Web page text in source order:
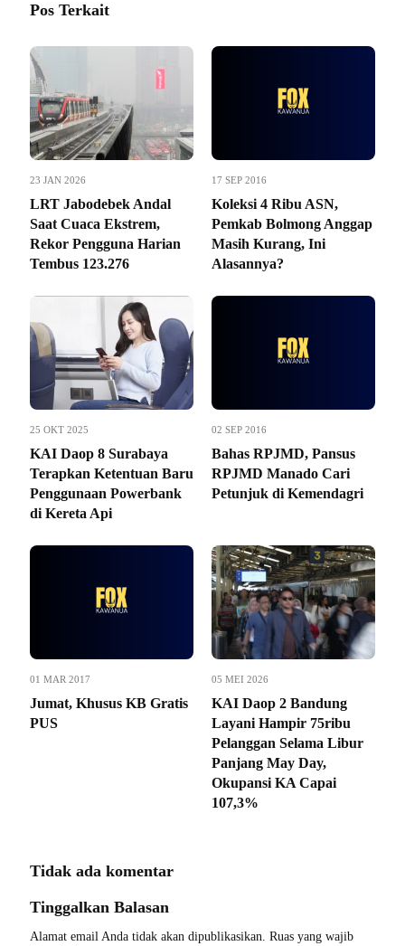
Pos Terkait
23 JAN 2026
LRT Jabodebek Andal
Saat Cuaca Ekstrem,
Rekor Pengguna Harian
Tembus 123.276
17 SEP 2016
Koleksi 4 Ribu ASN,
Pemkab Bolmong Anggap
Masih Kurang, Ini
Alasannya?
25 OKT 2025
KAI Daop 8 Surabaya
Terapkan Ketentuan Baru
Penggunaan Powerbank
di Kereta Api
02 SEP 2016
Bahas RPJMD, Pansus
RPJMD Manado Cari
Petunjuk di Kemendagri
01 MAR 2017
Jumat, Khusus KB Gratis
PUS
05 MEI 2026
KAI Daop 2 Bandung
Layani Hampir 75ribu
Pelanggan Selama Libur
Panjang May Day,
Okupansi KA Capai
107,3%
Tidak ada komentar
Tinggalkan Balasan
Alamat email Anda tidak akan dipublikasikan. Ruas yang wajib